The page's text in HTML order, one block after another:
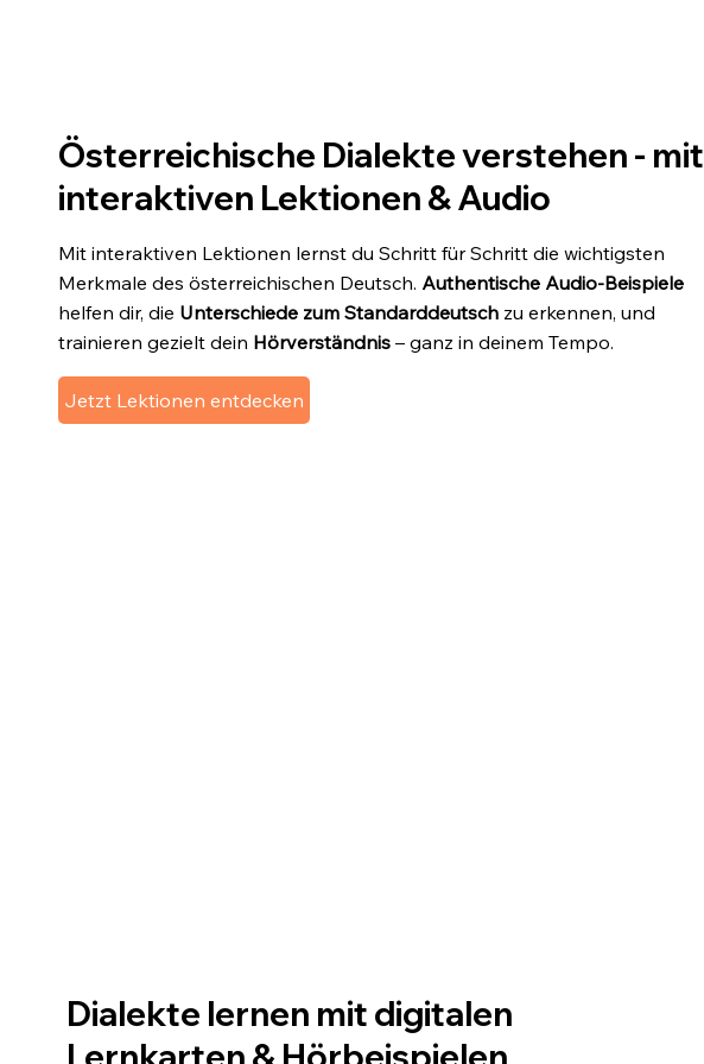
Österreichische Dialekte verstehen - mit
interaktiven Lektionen & Audio
Mit interaktiven Lektionen lernst du Schritt für Schritt die wichtigsten
Merkmale des österreichischen Deutsch. Authentische Audio-Beispiele
helfen dir, die Unterschiede zum Standarddeutschzu erkennen, und
trainieren gezielt dein Hörverständnis – ganz in deinem Tempo.
Jetzt Lektionen entdecken
Dialekte lernen mit digitalen